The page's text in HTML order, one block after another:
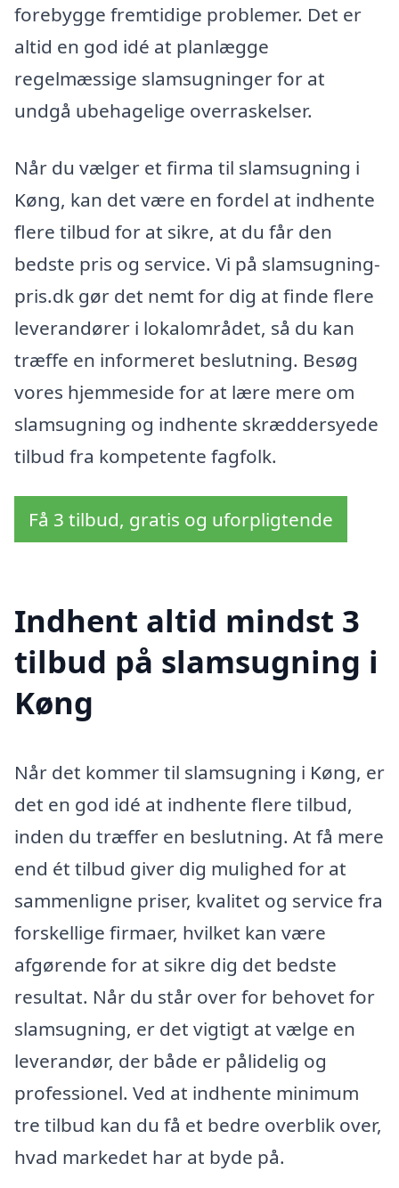
forebygge fremtidige problemer. Det er
altid en god idé at planlægge
regelmæssige slamsugninger for at
undgå ubehagelige overraskelser.
Når du vælger et firma til slamsugning i
Køng, kan det være en fordel at indhente
flere tilbud for at sikre, at du får den
bedste pris og service. Vi på slamsugning-
pris.dk gør det nemt for dig at finde flere
leverandører i lokalområdet, så du kan
træffe en informeret beslutning. Besøg
vores hjemmeside for at lære mere om
slamsugning og indhente skræddersyede
tilbud fra kompetente fagfolk.
Få 3 tilbud, gratis og uforpligtende
Indhent altid mindst 3
tilbud på slamsugning i
Køng
Når det kommer til slamsugning i Køng, er
det en god idé at indhente flere tilbud,
inden du træffer en beslutning. At få mere
end ét tilbud giver dig mulighed for at
sammenligne priser, kvalitet og service fra
forskellige firmaer, hvilket kan være
afgørende for at sikre dig det bedste
resultat. Når du står over for behovet for
slamsugning, er det vigtigt at vælge en
leverandør, der både er pålidelig og
professionel. Ved at indhente minimum
tre tilbud kan du få et bedre overblik over,
hvad markedet har at byde på.